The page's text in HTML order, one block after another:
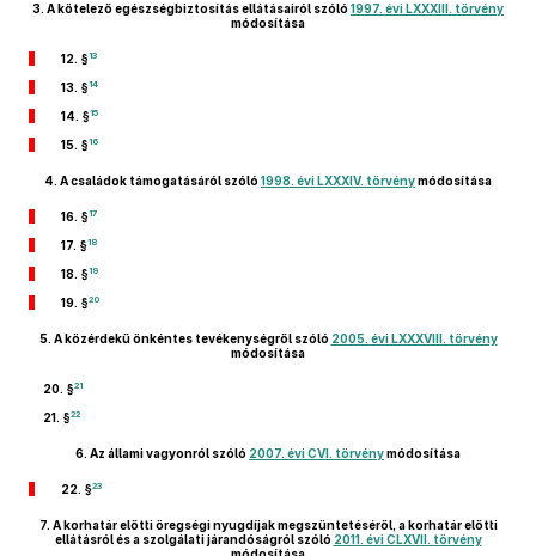
3. A kötelező egészségbiztosítás ellátásairól szóló 1997. évi LXXXIII. törvény
módosítása
12. §13
13. §14
14. §15
15. §16
4. A családok támogatásáról szóló 1998. évi LXXXIV. törvénymódosítása
16. §17
17. §18
18. §19
19. §20
5. A közérdekű önkéntes tevékenységről szóló 2005. évi LXXXVIII. törvény
módosítása
20. §21
21. §22
6. Az állami vagyonról szóló 2007. évi CVI. törvénymódosítása
22. §23
7. A korhatár előtti öregségi nyugdíjak megszüntetéséről, a korhatár előtti
ellátásról és a szolgálati járandóságról szóló 2011. évi CLXVII. törvény